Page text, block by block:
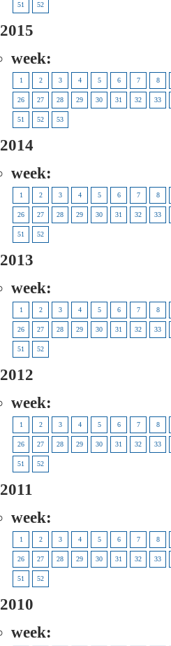
51 52
2015
week:
1 2 3 4 5 6 7 8
26 27 28 29 30 31 32 33
51 52 53
2014
week:
1 2 3 4 5 6 7 8
26 27 28 29 30 31 32 33
51 52
2013
week:
1 2 3 4 5 6 7 8
26 27 28 29 30 31 32 33
51 52
2012
week:
1 2 3 4 5 6 7 8
26 27 28 29 30 31 32 33
51 52
2011
week:
1 2 3 4 5 6 7 8
26 27 28 29 30 31 32 33
51 52
2010
week: